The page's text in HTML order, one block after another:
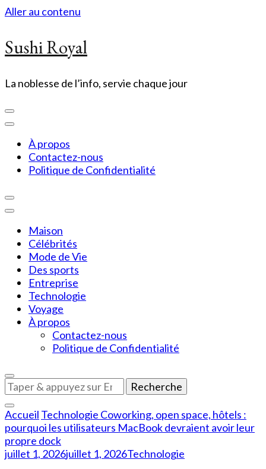
Aller au contenu
Sushi Royal
La noblesse de l’info, servie chaque jour
À propos
Contactez-nous
Politique de Confidentialité
Maison
Célébrités
Mode de Vie
Des sports
Entreprise
Technologie
Voyage
À propos
Contactez-nous
Politique de Confidentialité
Vous
recherchiez
quelque
chose
?
Accueil Technologie Coworking, open space, hôtels :
pourquoi les utilisateurs MacBook devraient avoir leur
propre dock
juillet 1, 2026juillet 1, 2026Technologie